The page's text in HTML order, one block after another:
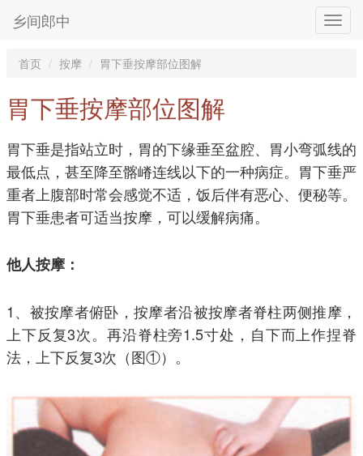
乡间郎中
首页 按摩 胃下垂按摩部位图解
胃下垂按摩部位图解
胃下垂是指站立时，胃的下缘垂至盆腔、胃小弯弧线的
最低点，甚至降至髂嵴连线以下的一种病症。胃下垂严
重者上腹部时常会感觉不适，饭后伴有恶心、便秘等。
胃下垂患者可适当按摩，可以缓解病痛。
他人按摩：
1、被按摩者俯卧，按摩者沿被按摩者脊柱两侧推摩，
上下反复3次。再沿脊柱旁1.5寸处，自下而上作捏脊
法，上下反复3次（图①）。